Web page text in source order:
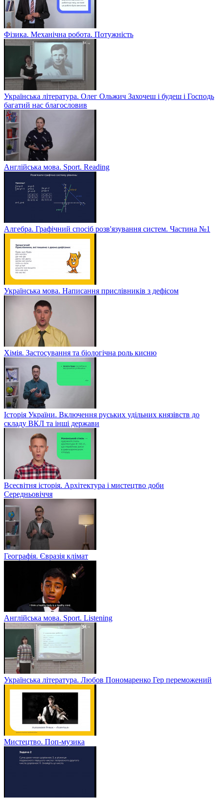
Фізика. Механічна робота. Потужність
Українська література. Олег Ольжич Захочеш і будеш і Господь
багатий нас благословив
Англійська мова. Sport. Reading
Алгебра. Графічний спосіб розв'язування систем. Частина №1
Українська мова. Написання прислівників з дефісом
Хімія. Застосування та біологічна роль кисню
Історія України. Включення руських удільних князівств до
складу ВКЛ та інші держави
Всесвітня історія. Архітектура і мистецтво доби
Середньовіччя
Географія. Євразія клімат
Англійська мова. Sport. Listening
Українська література. Любов Пономаренко Гер переможений
Мистецтво. Поп-музика